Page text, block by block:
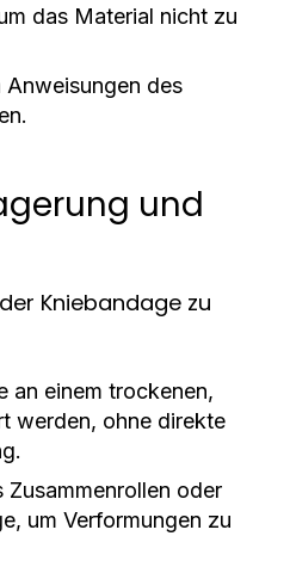
das Material nicht zu
Anweisungen des
und
Kniebandage zu
an einem trockenen,
werden, ohne direkte
Zusammenrollen oder
um Verformungen zu